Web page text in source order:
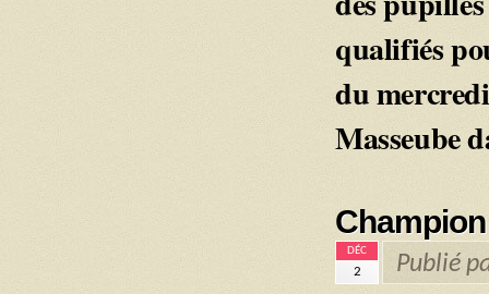
qualifiés
du
Masseube
DÉC
2 Publié